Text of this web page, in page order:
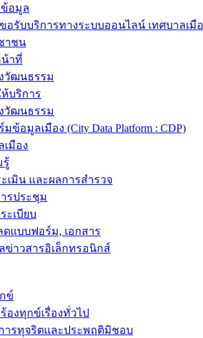
อมูล
ขอรับบริการทางระบบออนไลน์ เทศบาลเมื
าชน
น้าที่
วัฒนธรรม
บริการ
วัฒนธรรม
ข้อมูลเมือง (City Data Platform : CDP)
มือง
รู้
เมิน และผลการสำรวจ
รประชุม
ะเบียบ
แบบฟอร์ม, เอกสาร
ข่าวสารอิเล็กทรอนิกส์
ข์
องทุกข์เรื่องทั่วไป
ารทุจริตและประพฤติมิชอบ